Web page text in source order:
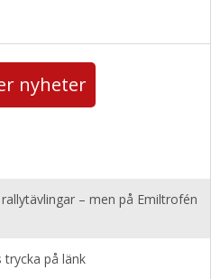
nyheter
– men på Emiltrofén
på länk